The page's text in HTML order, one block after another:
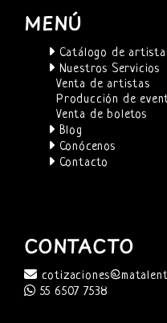
MENÚ
Catálogo de
Nuestros Servicios
Venta de artistas
Producción de
Venta de boletos
Blog
Conócenos
Contacto
CONTACTO
55 6507 7538